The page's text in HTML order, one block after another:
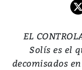
EL
Solís es el
decomisados